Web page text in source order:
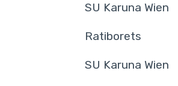
SU Karuna Wien
Ratiborets
SU Karuna Wien